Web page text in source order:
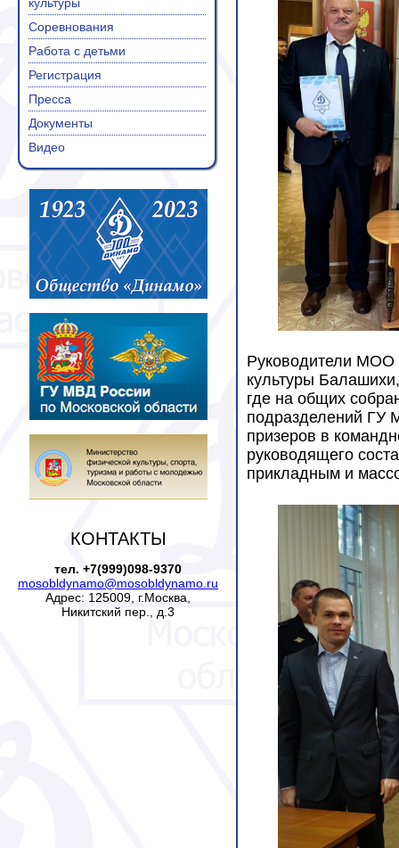
Соревнования
Работа с детьми
Регистрация
Пресса
Документы
Видео
КОНТАКТЫ
тел. +7(999)098-9370
mosobldynamo@mosobldynamo.ru
Адрес: 125009, г.Москва,
Никитский пер., д.3
Руководители МОО
культуры
где на общих
подразделений ГУ
призеров в
руководящего
прикладным и